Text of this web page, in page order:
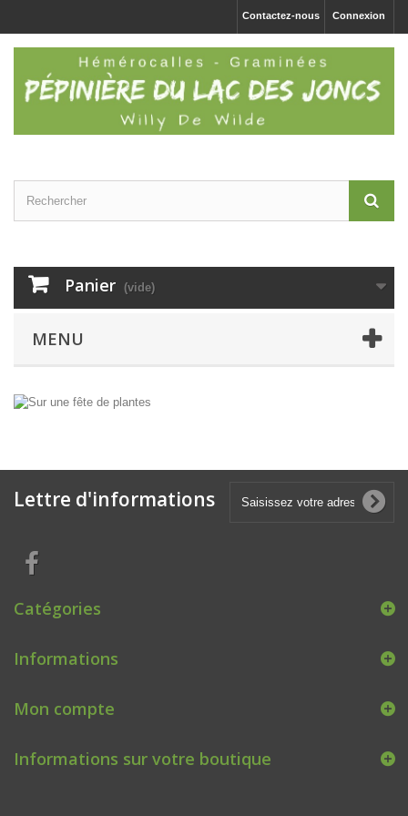
Connexion
Contactez-nous
Panier (vide)
MENU
Lettre d'informations
Catégories
Informations
Mon compte
Informations sur votre boutique